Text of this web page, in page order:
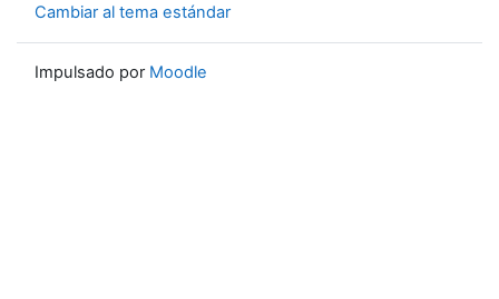
Cambiar al tema estándar
Impulsado por Moodle